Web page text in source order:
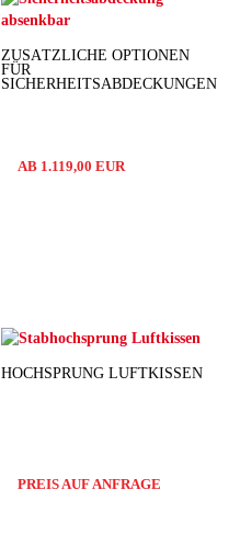
ZUSÄTZLICHE OPTIONEN
FÜR
SICHERHEITSABDECKUNGEN
AB 1.119,00 EUR
HOCHSPRUNG LUFTKISSEN
PREIS AUF ANFRAGE